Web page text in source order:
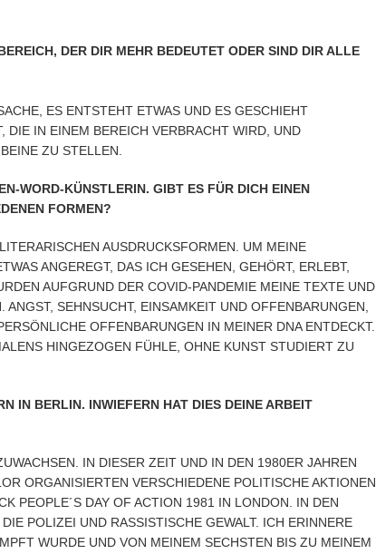
DER DIR MEHR BEDEUTET ODER SIND DIR ALLE
ES ENTSTEHT ETWAS UND ES GESCHIEHT
IN EINEM BEREICH VERBRACHT WIRD, UND
ZU STELLEN.
WORD-KÜNSTLERIN. GIBT ES FÜR DICH EINEN
FORMEN?
AUSDRUCKSFORMEN. UM MEINE
ANGEREGT, DAS ICH GESEHEN, GEHÖRT, ERLEBT,
AUFGRUND DER COVID-PANDEMIE MEINE TEXTE UND
SEHNSUCHT, EINSAMKEIT UND OFFENBARUNGEN,
OFFENBARUNGEN IN MEINER DNA ENTDECKT. J
HINGEZOGEN FÜHLE, OHNE KUNST STUDIERT ZU H
IN BERLIN. INWIEFERN HAT DIES DEINE ARBEIT B
IN DIESER ZEIT UND IN DEN 1980ER JAHREN W
VERSCHIEDENE POLITISCHE AKTIONEN OD
DAY OF ACTION 1981 IN LONDON. IN DEN 19
UND RASSISTISCHE GEWALT. ICH ERINNERE MI
WURDE UND VON MEINEM SECHSTEN BIS ZU MEINEM VI